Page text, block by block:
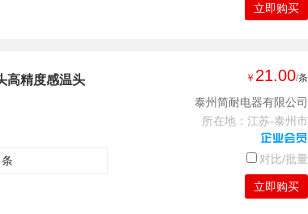
立即购买
高精度感温头 ￥ 21.00/条
泰州简耐电器有限公司
所在地：江苏-泰州市
对比/批量
立即购买